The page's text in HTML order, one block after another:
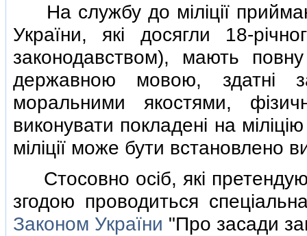
На службу до мiлiцiї
України, якi досягли 18-
законодавством), мають
державною мовою, здатнi
моральними якостями,
виконувати покладенi на
мiлiцiї може бути встановлено
Стосовно осiб, якi
згодою проводиться
Законом України "Про засади